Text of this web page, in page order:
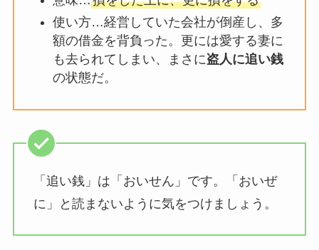
使い方…経営していた会社が倒産し、多
額の借金を背負った。更には愛する妻に
も去られてしまい、まさに盗人に追い銭
の状態だ。
「追い銭」は「おいせん」です。「おいぜ
に」と読まないように気をつけましょう。